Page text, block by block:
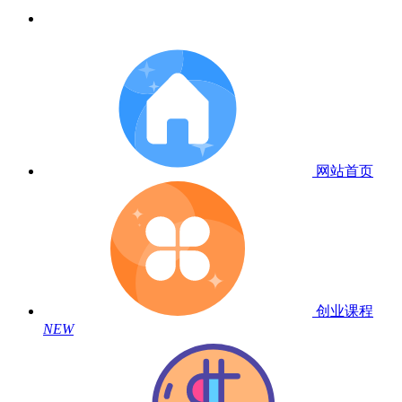
网站首页
创业课程
NEW